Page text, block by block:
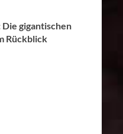
Die gigantischen
Rückblick